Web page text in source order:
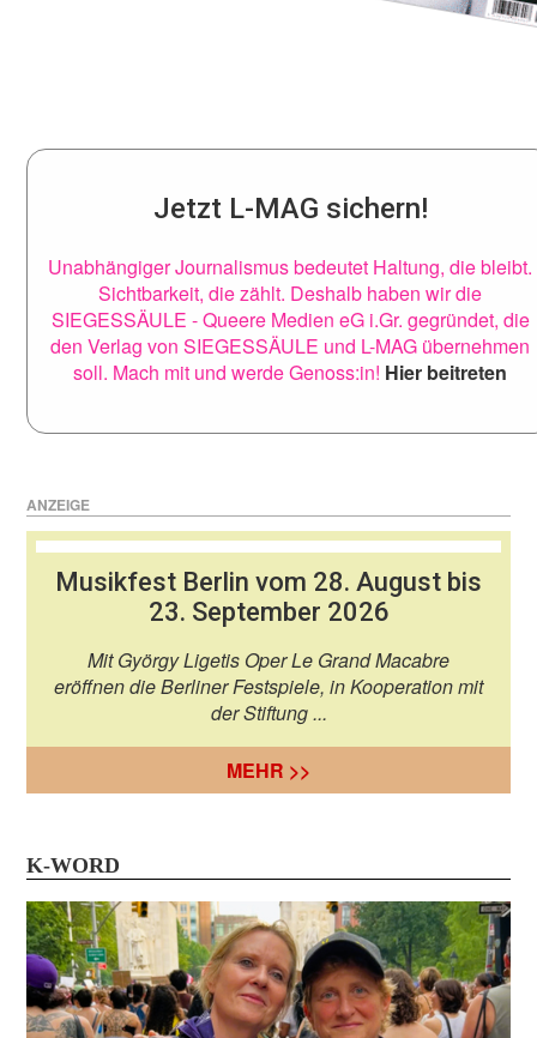
Jetzt L-MAG sichern!
Unabhängiger Journalismus bedeutet Haltung, die bleibt.
Sichtbarkeit, die zählt. Deshalb haben wir die
SIEGESSÄULE - Queere Medien eG i.Gr. gegründet, die
den Verlag von SIEGESSÄULE und L-MAG übernehmen
soll. Mach mit und werde Genoss:in! Hier beitreten
ANZEIGE
Musikfest Berlin vom 28. August bis
23. September 2026
Mit György Ligetis Oper Le Grand Macabre
eröffnen die Berliner Festspiele, in Kooperation mit
der Stiftung ...
MEHR >>
K-WORD